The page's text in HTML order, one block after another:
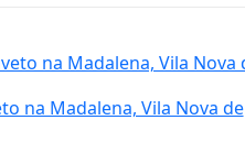
na Madalena, Vila Nova de